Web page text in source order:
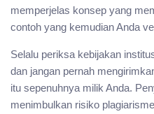
memperjelas konsep yang
contoh yang kemudian Anda
Selalu periksa kebijakan
dan jangan pernah
itu sepenuhnya milik Anda.
menimbulkan risiko